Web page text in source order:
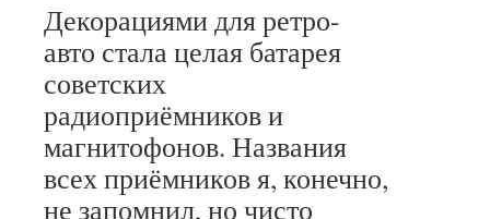
Декорациями для ретро-
авто стала целая батарея
советских
радиоприёмников и
магнитофонов. Названия
всех приёмников я, конечно,
не запомнил, но чисто